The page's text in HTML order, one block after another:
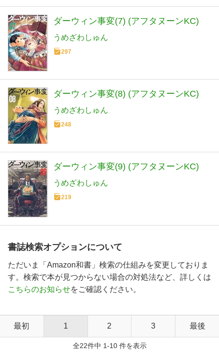
ダーウィン事変(7) (アフタヌーンKC)
うめざわしゅん
297
ダーウィン事変(8) (アフタヌーンKC)
うめざわしゅん
248
ダーウィン事変(9) (アフタヌーンKC)
うめざわしゅん
219
書誌検索オプションについて
ただいま「Amazon和書」検索の仕組みを変更しておりま
す。検索で本が見つからない場合の対処法など、詳しくは
こちらのお知らせをご確認ください。
最初 1 2 3 最後
全22件中 1-10 件を表示